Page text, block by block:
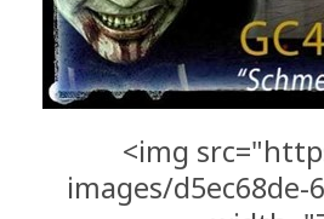
<img
images/d5ec68de-